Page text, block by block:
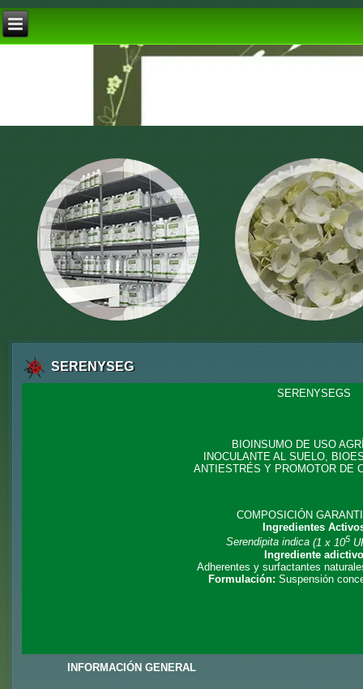
SERENYSEG
SERENYSEGS
BIOINSUMO DE USO
INOCULANTE AL SUELO,
ANTIESTRÉS Y PROMOTOR DE
COMPOSICIÓN
Ingredientes
Serendipita indica (1 x 105
Ingrediente adictivo
Adherentes y surfactantes
Formulación: Suspensión
INFORMACIÓN GENERAL